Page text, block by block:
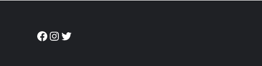
Facebook
Instagram
Twitter